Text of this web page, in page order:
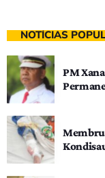
NOTÍCIAS
PM
Membru